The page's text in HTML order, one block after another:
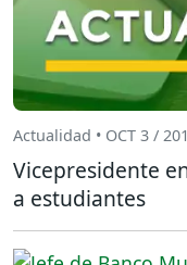
Actualidad • OCT 3 /
Vicepresidente
a estudiantes